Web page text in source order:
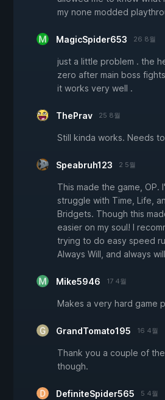
my none modded
MagicSpider653 26 8월
just a little problem . the
zero after main boss
it works very well .
ThePrav 25 8월
Still kinda works. Needs
Speabruh123 2 5월
This made the game, OP.
struggle with Time, Life,
Bridgets. Though this
easier on my soul! I
trying to do easy speed
Always Will, and always
Mike5946 17 4월
Makes a very hard game
GrandTomato195 16 4월
Thank you a couple of
though.
DefiniteSpider565 5 4월